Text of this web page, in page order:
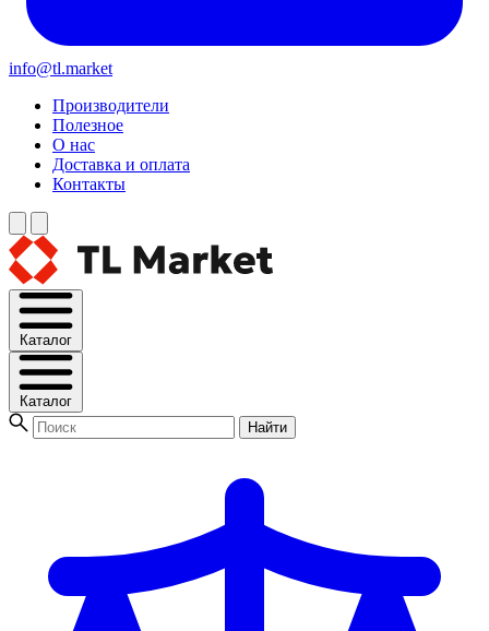
info@tl.market
Производители
Полезное
О нас
Доставка и оплата
Контакты
Каталог
Каталог
Найти